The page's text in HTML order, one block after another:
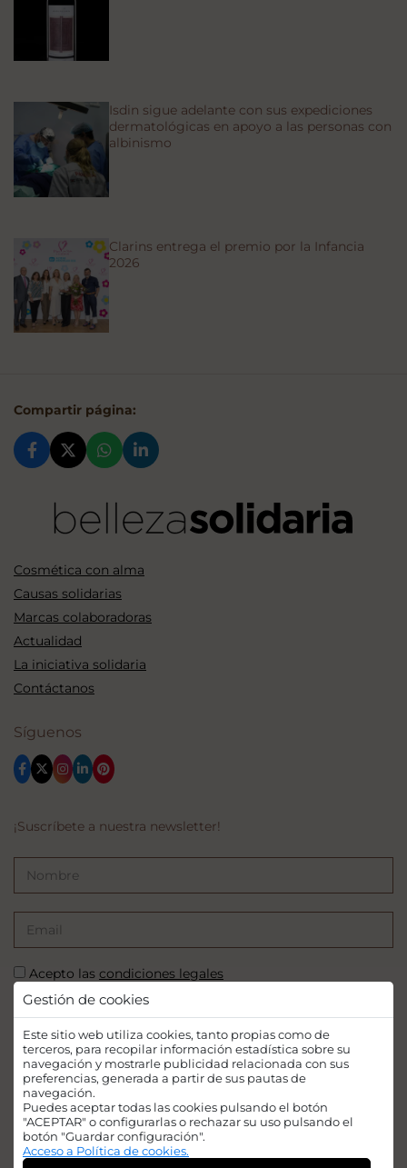
Gestión de cookies
Este sitio web utiliza cookies, tanto propias como de
terceros, para recopilar información estadística sobre su
navegación y mostrarle publicidad relacionada con sus
preferencias, generada a partir de sus pautas de
navegación.
Puedes aceptar todas las cookies pulsando el botón
"ACEPTAR" o configurarlas o rechazar su uso pulsando el
botón "Guardar configuración".
Acceso a Política de cookies.
Isdin sigue adelante con sus expediciones
dermatológicas en apoyo a las personas con
albinismo
Clarins entrega el premio por la Infancia
2026
Compartir página:
Cosmética con alma
Causas solidarias
Marcas colaboradoras
Actualidad
La iniciativa solidaria
Contáctanos
Síguenos
¡Suscríbete a nuestra newsletter!
Acepto las condiciones legales
Financiado por la Unión Europea - NextGenerationEU. Sin embargo, los
puntos de vista y las opiniones expresadas son únicamente los del autor o
autores y no reflejan necesariamente los de la Unión Europea o la Comisión